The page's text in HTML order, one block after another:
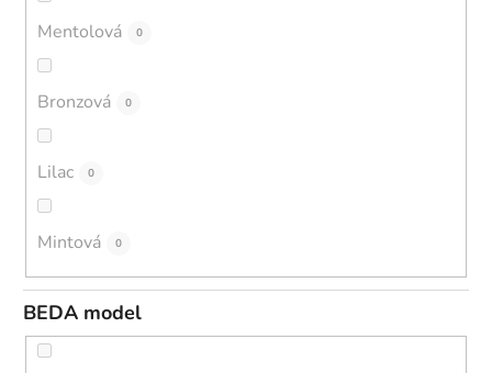
Mentolová 0
Bronzová 0
Lilac 0
Mintová 0
BEDA model